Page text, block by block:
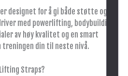
designet for å gi både støtte og
med powerlifting, bodybuilding
av høy kvalitet og en smart
treningen din til neste nivå.
Straps?